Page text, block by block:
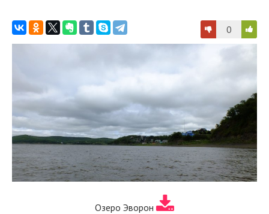
0
Озеро Эворон